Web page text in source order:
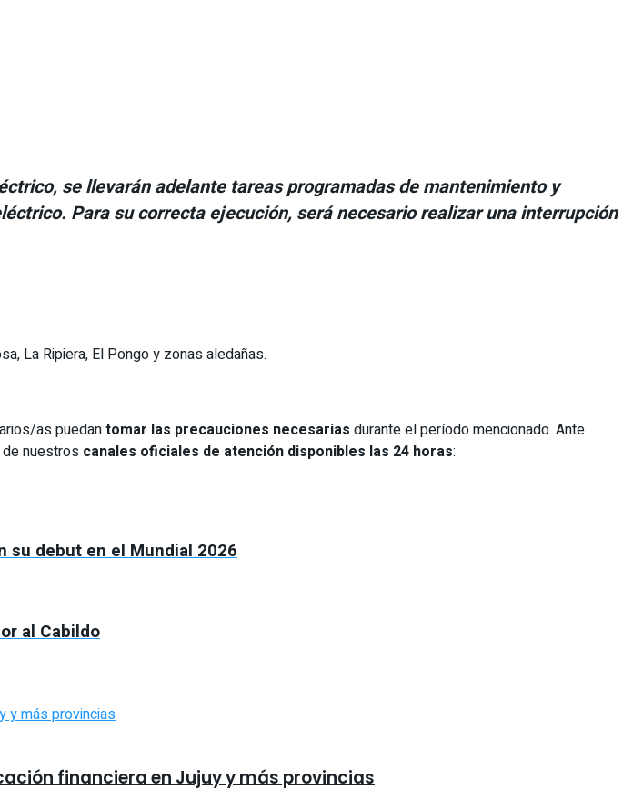
se llevarán adelante tareas programadas de mantenimiento y
. Para su correcta ejecución, será necesario realizar una interrupción
La Ripiera, El Pongo y zonas aledañas.
as puedantomar las precauciones necesarias durante el período mencionado. Ante
de nuestros canales oficiales de atención disponibles las 24 horas:
su debut en el Mundial 2026
al Cabildo
financiera en Jujuy y más provincias